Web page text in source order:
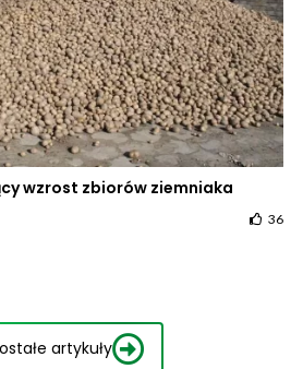
wzrost zbiorów ziemniaka
36
artykuły